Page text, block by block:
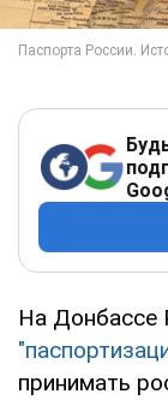
На Донбассе
принимать